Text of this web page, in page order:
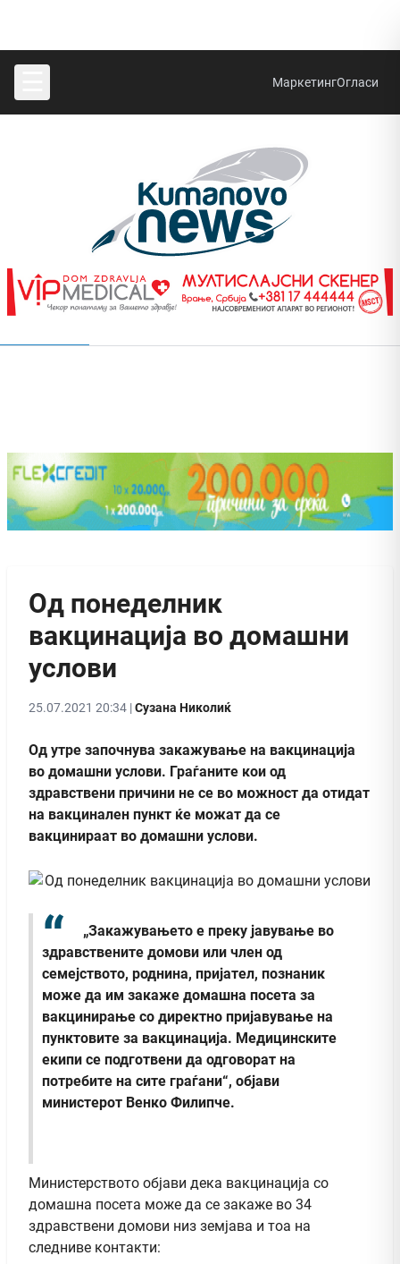
МаркетингОгласи
Од понеделник
вакцинација во домашни
услови
25.07.2021 20:34 |Сузана Николиќ
Од утре започнува закажување на вакцинација
во домашни услови. Граѓаните кои од
здравствени причини не се во можност да отидат
на вакцинален пункт ќе можат да се
вакцинираат во домашни услови.
„Закажувањето е преку јавување во
здравствените домови или член од
семејството, роднина, пријател, познаник
може да им закаже домашна посета за
вакцинирање со директно пријавување на
пунктовите за вакцинација. Медицинските
екипи се подготвени да одговорат на
потребите на сите граѓани“, објави
министерот Венко Филипче.
Министерството објави дека вакцинација со
домашна посета може да се закаже во 34
здравствени домови низ земјава и тоа на
следниве контакти: